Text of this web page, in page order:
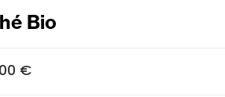
Bio
€